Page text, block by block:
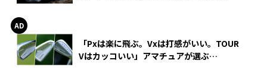
「Pxは楽に飛ぶ。Vxは打感がいい。TOUR
Vはカッコいい」アマチュアが選ぶ